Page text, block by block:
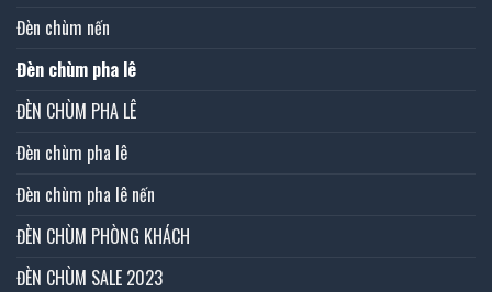
Đèn chùm nến
Đèn chùm pha lê
ĐÈN CHÙM PHA LÊ
Đèn chùm pha lê
Đèn chùm pha lê nến
ĐÈN CHÙM PHÒNG KHÁCH
ĐÈN CHÙM SALE 2023